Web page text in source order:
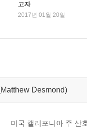
람은 없다
을 주면
서 벗어나지 못해
고자
2017년 01월 20일
Desmond)
미국 캘리포니아 주 산